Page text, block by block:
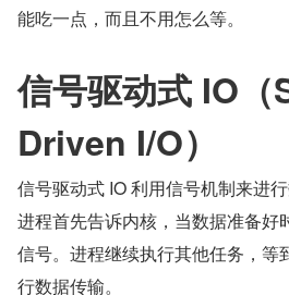
能吃一点，而且不用怎么等。
信号驱动式 IO
Driven I/O）
信号驱动式 IO 利用信号机制来进行
进程首先告诉内核，当数据准备好
信号。进程继续执行其他任务，等
行数据传输。